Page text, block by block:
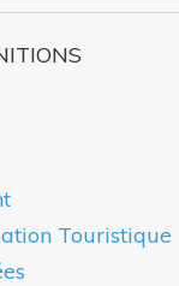
Touristique